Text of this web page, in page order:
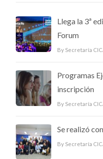
Llega la 3ª
Forum
By Secretaría
Programas
inscripción
By Secretaría
Se realizó
By Secretaría